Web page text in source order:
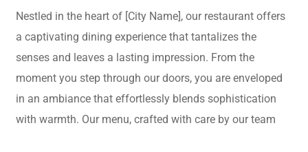
Nestled in the heart of [City Name], our restaurant offers
a captivating dining experience that tantalizes the
senses and leaves a lasting impression. From the
moment you step through our doors, you are enveloped
in an ambiance that effortlessly blends sophistication
with warmth. Our menu, crafted with care by our team